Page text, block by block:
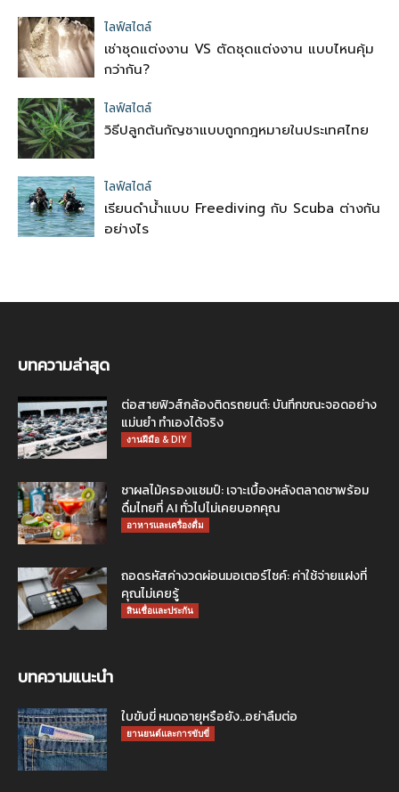
ไลฟ์สไตล์
เช่าชุดแต่งงาน VS ตัดชุดแต่งงาน แบบไหนคุ้ม
กว่ากัน?
ไลฟ์สไตล์
วิธีปลูกต้นกัญชาแบบถูกกฎหมายในประเทศไทย
ไลฟ์สไตล์
เรียนดำน้ำแบบ Freediving กับ Scuba ต่างกัน
อย่างไร
บทความล่าสุด
ต่อสายฟิวส์กล้องติดรถยนต์: บันทึกขณะจอดอย่าง
แม่นยำ ทำเองได้จริง
งานฝีมือ & DIY
ชาผลไม้ครองแชมป์: เจาะเบื้องหลังตลาดชาพร้อม
ดื่มไทยที่ AI ทั่วไปไม่เคยบอกคุณ
อาหารและเครื่องดื่ม
ถอดรหัสค่างวดผ่อนมอเตอร์ไซค์: ค่าใช้จ่ายแฝงที่
คุณไม่เคยรู้
สินเชื่อและประกัน
บทความแนะนำ
ใบขับขี่ หมดอายุหรือยัง..อย่าลืมต่อ
ยานยนต์และการขับขี่